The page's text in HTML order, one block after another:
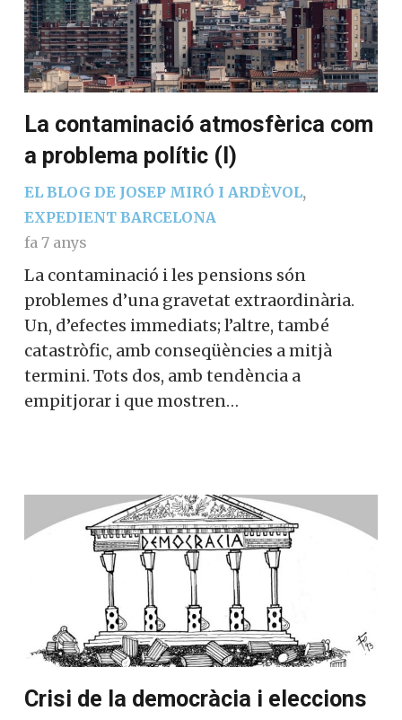
La contaminació atmosfèrica com
a problema polític (I)
EL BLOG DE JOSEP MIRÓ I ARDÈVOL,
EXPEDIENT BARCELONA
fa 7 anys
La contaminació i les pensions són
problemes d’una gravetat extraordinària.
Un, d’efectes immediats; l’altre, també
catastròfic, amb conseqüències a mitjà
termini. Tots dos, amb tendència a
empitjorar i que mostren…
Crisi de la democràcia i eleccions